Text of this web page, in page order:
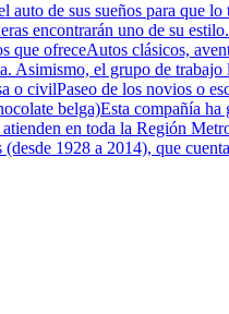
de sus sueños para que
encontrarán uno de su
ofreceAutos clásicos,
Asimismo, el grupo de
o civilPaseo de los novios o
belga)Esta compañía
en toda la Región
1928 a 2014), que